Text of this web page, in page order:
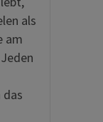
als
am
das